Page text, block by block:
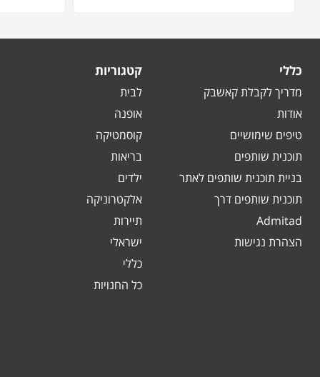
כללי
מדריך לקבלת קאשבק
אודות
טיפים שימושיים
תוכנית שותפים
בניית תוכנית שותפים לאתר
תוכנית שותפים דרך
Admitad
הצהרת נגישות
קטגוריות
לבית
אופנה
קוסמטיקה
בריאות
ילדים
אלקטרוניקה
תיירות
ישראלי
כללי
כל החנויות